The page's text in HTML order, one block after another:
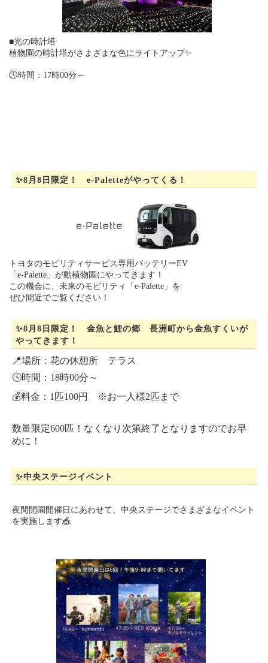
■光の時計塔
植物園の時計塔がさまざまな色にライトアップ✨
🕓時間：17時00分～
✨8月8日限定！ e-Paletteがやってくる！
トヨタのモビリティサービス専用バッテリーEV
「e-Palette」が動植物園にやってきます！
この機会に、未来のモビリティ「e-Palette」を
ぜひ間近でご覧ください！
✨8月8日限定！ 金魚と鯉の郷 長洲町から金魚すくいが
やってきます！
📍場所：花の休憩所 テラス
🕓時間：18時00分～
💰料金：1匹100円 ※お一人様2匹まで
数量限定600匹！なくなり次第終了となりますのでお早
めに！
✨中央ステージイベント
夜間開園開催日にあわせて、中央ステージでさまざまなイベント
を実施します🎪